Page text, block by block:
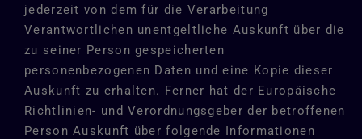
jederzeit von dem für die Verarbeitung
Verantwortlichen unentgeltliche Auskunft über die
zu seiner Person gespeicherten
personenbezogenen Daten und eine Kopie dieser
Auskunft zu erhalten. Ferner hat der Europäische
Richtlinien- und Verordnungsgeber der betroffenen
Person Auskunft über folgende Informationen